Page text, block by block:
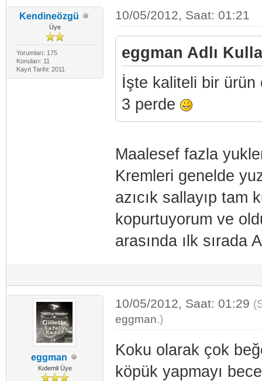
Kendineözgü
Üye
Yorumları: 175
Konuları: 11
Kayıt Tarihi: 2011
10/05/2012, Saat: 01:21
eggman Adlı
İşte kaliteli bir
3 perde
Maalesef fazla
Kremleri genelde
azıcık sallayıp tam
kopurtuyorum ve
arasında ılk sırada
eggman
Kıdemli Üye
10/05/2012, Saat: 01:29
eggman.)
Koku olarak çok
köpük yapmayı